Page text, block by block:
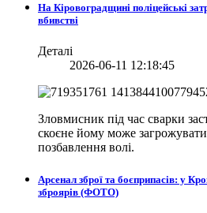
На Кіровоградщині поліцейські
вбивстві
Деталі
2026-06-11 12:18:45
Зловмисник під час сварки
скоєне йому може
позбавлення волі.
Арсенал зброї та боєприпасів: у
зброярів (ФОТО)